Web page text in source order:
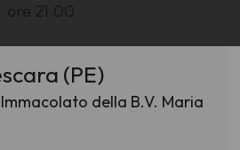
ore 21.00
(PE)
della B.V. Maria